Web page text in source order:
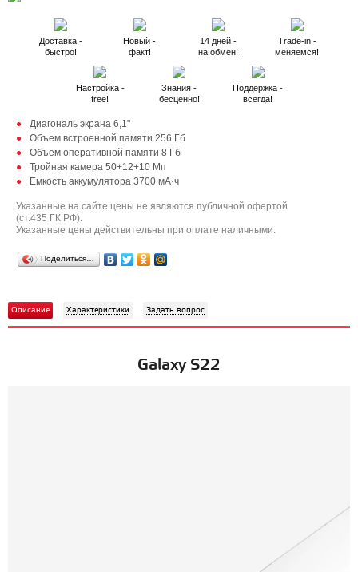
Доставка -
быстро!
Новый -
факт!
14 дней -
на обмен!
Trade-in -
меняемся!
Настройка -
free!
Знания -
бесценно!
Поддержка -
всегда!
Диагональ экрана 6,1"
Объем встроенной памяти 256 Гб
Объем оперативной памяти 8 Гб
Тройная камера 50+12+10 Мп
Емкость аккумулятора 3700 мА⋅ч
Указанные на сайте цены не являются публичной офертой
(ст.435 ГК РФ).
Указанные цены действительны при оплате наличными.
Поделиться…
Описание Характеристики Задать вопрос
Galaxy S22